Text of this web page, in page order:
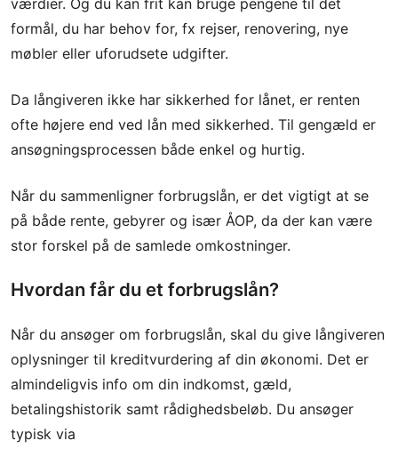
formål, du har behov for, fx rejser, renovering, nye
møbler eller uforudsete udgifter.
Da långiveren ikke har sikkerhed for lånet, er renten
ofte højere end ved lån med sikkerhed. Til gengæld er
ansøgningsprocessen både enkel og hurtig.
Når du sammenligner forbrugslån, er det vigtigt at se
på både rente, gebyrer og især ÅOP, da der kan være
stor forskel på de samlede omkostninger.
Hvordan får du et forbrugslån?
Når du ansøger om forbrugslån, skal du give långiveren
oplysninger til kreditvurdering af din økonomi. Det er
almindeligvis info om din indkomst, gæld,
betalingshistorik samt rådighedsbeløb. Du ansøger
typisk via